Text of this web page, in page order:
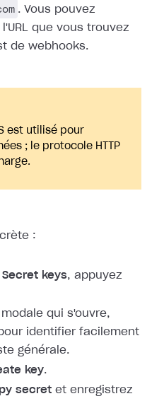
. Vous pouvez
que vous trouvez
de webhooks.
est utilisé pour
; le protocole HTTP
:
Secret keys, appuyez
qui s'ouvre,
identifier facilement
générale.
key.
secret et enregistrez